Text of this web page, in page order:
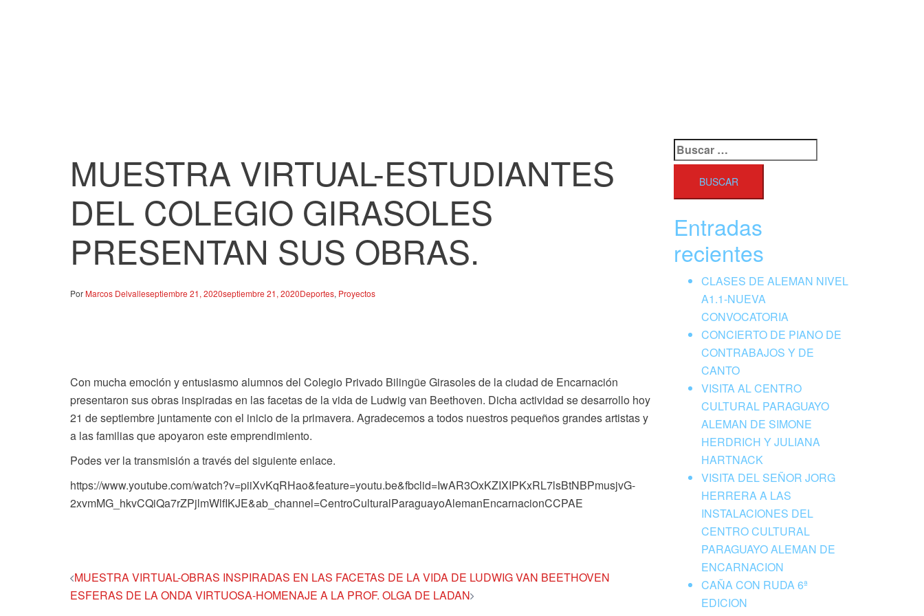
MUESTRA VIRTUAL-ESTUDIANTES
DEL COLEGIO GIRASOLES
PRESENTAN SUS OBRAS.
PorMarcos Delvalleseptiembre 21, 2020septiembre 21, 2020Deportes, Proyectos
Con mucha emoción y entusiasmo alumnos del Colegio Privado Bilingüe Girasoles de la ciudad de Encarnación
presentaron sus obras inspiradas en las facetas de la vida de Ludwig van Beethoven. Dicha actividad se desarrollo hoy
21 de septiembre juntamente con el inicio de la primavera. Agradecemos a todos nuestros pequeños grandes artistas y
a las familias que apoyaron este emprendimiento.
Podes ver la transmisión a través del siguiente enlace.
https://www.youtube.com/watch?v=piiXvKqRHao&feature=youtu.be&fbclid=IwAR3OxKZIXIPKxRL7lsBtNBPmusjvG-
2xvmMG_hkvCQiQa7rZPjlmWlfIKJE&ab_channel=CentroCulturalParaguayoAlemanEncarnacionCCPAE
Navegación
MUESTRA VIRTUAL-OBRAS INSPIRADAS EN LAS FACETAS DE LA VIDA DE LUDWIG VAN BEETHOVEN
ESFERAS DE LA ONDA VIRTUOSA-HOMENAJE A LA PROF. OLGA DE LADAN
Buscar:
Entradas
recientes
CLASES DE ALEMAN NIVEL
A1.1-NUEVA
CONVOCATORIA
CONCIERTO DE PIANO DE
CONTRABAJOS Y DE
CANTO
VISITA AL CENTRO
CULTURAL PARAGUAYO
ALEMAN DE SIMONE
HERDRICH Y JULIANA
HARTNACK
VISITA DEL SEÑOR JORG
HERRERA A LAS
INSTALACIONES DEL
CENTRO CULTURAL
PARAGUAYO ALEMAN DE
ENCARNACION
CAÑA CON RUDA 6ª
EDICION